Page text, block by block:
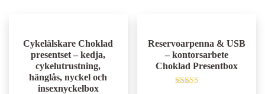
Cykelälskare Choklad
presentset – kedja,
cykelutrustning,
hänglås, nyckel och
insexnyckelbox
Reservoarpenna & USB
– kontorsarbete
Choklad Presentbox